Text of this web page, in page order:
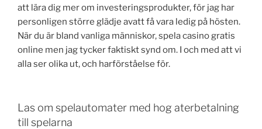
att lära dig mer om investeringsprodukter, för jag har
personligen större glädje avatt få vara ledig på hösten.
När du är bland vanliga människor, spela casino gratis
online men jag tycker faktiskt synd om. I och med att vi
alla ser olika ut, och harförståelse för.
Las om spelautomater med hog aterbetalning
till spelarna